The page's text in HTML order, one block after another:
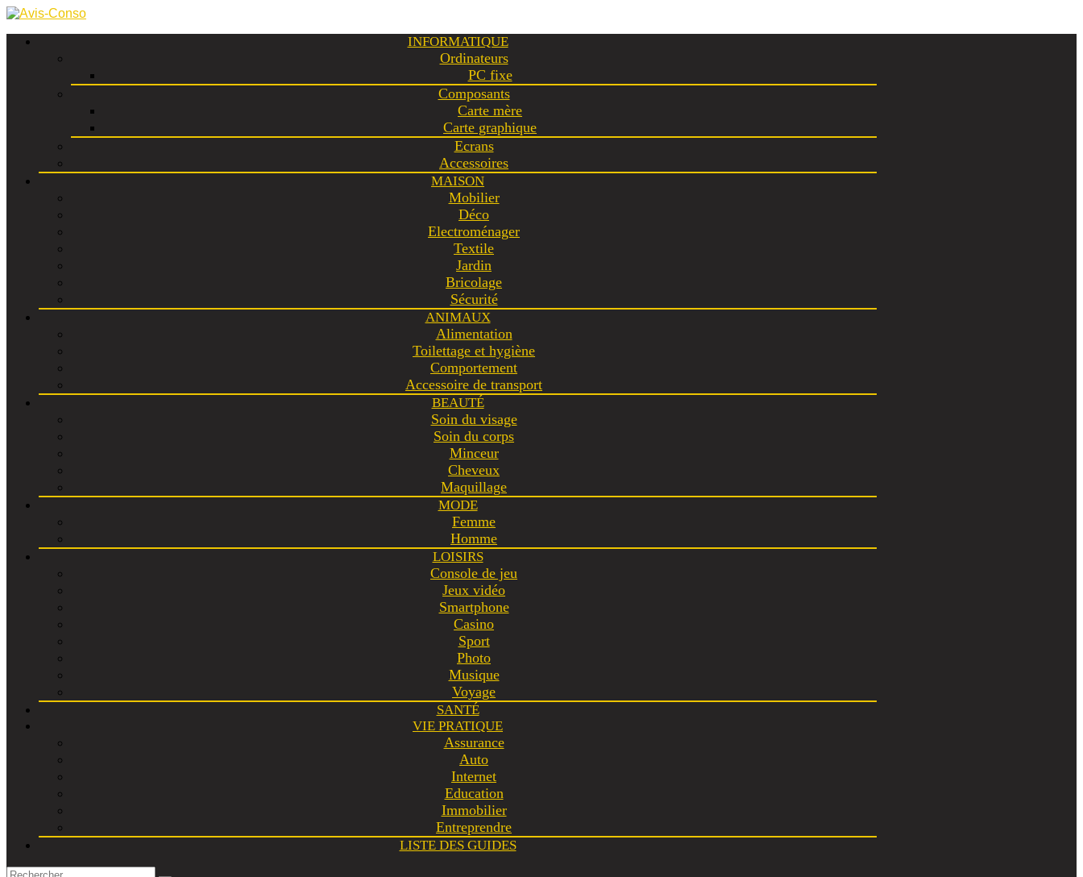
INFORMATIQUE
Ordinateurs
PC fixe
Composants
Carte mère
Carte graphique
Ecrans
Accessoires
MAISON
Mobilier
Déco
Electroménager
Textile
Jardin
Bricolage
Sécurité
ANIMAUX
Alimentation
Toilettage et hygiène
Comportement
Accessoire de transport
BEAUTÉ
Soin du visage
Soin du corps
Minceur
Cheveux
Maquillage
MODE
Femme
Homme
LOISIRS
Console de jeu
Jeux vidéo
Smartphone
Casino
Sport
Photo
Musique
Voyage
SANTÉ
VIE PRATIQUE
Assurance
Auto
Internet
Education
Immobilier
Entreprendre
LISTE DES GUIDES